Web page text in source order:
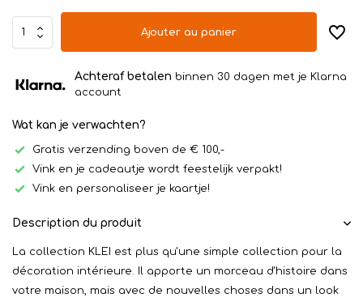
Ajouter au panier
Achteraf betalen binnen 30 dagen met je Klarna
account
Wat kan je verwachten?
Gratis verzending boven de € 100,-
Vink en je cadeautje wordt feestelijk verpakt!
Vink en personaliseer je kaartje!
Description du produit
La collection KLEI est plus qu'une simple collection pour la
décoration intérieure. Il apporte un morceau d'histoire dans
votre maison, mais avec de nouvelles choses dans un look